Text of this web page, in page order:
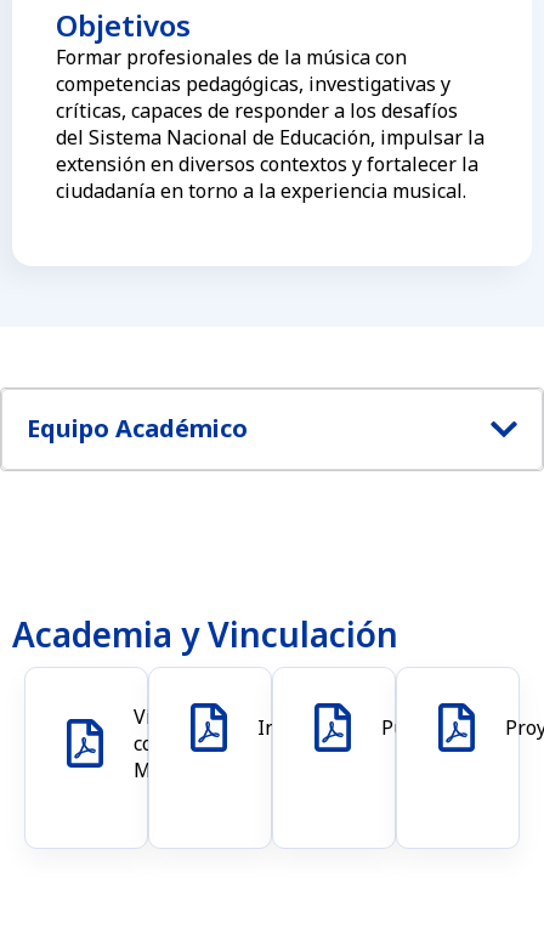
Objetivos
Formar profesionales de la música con
competencias pedagógicas, investigativas y
críticas, capaces de responder a los desafíos
del Sistema Nacional de Educación, impulsar la
extensión en diversos contextos y fortalecer la
ciudadanía en torno a la experiencia musical.
Equipo Académico​
Academia y Vinculación
Vinculación
con el
Medio
Investigación Publicaciones